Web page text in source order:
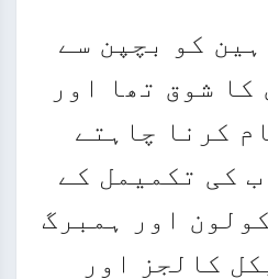
کو بچپن سے
کا شوق تھا اور
کرنا چاہتے
کی تکمیمل کے
اور ہمبرگ
کالجز اور